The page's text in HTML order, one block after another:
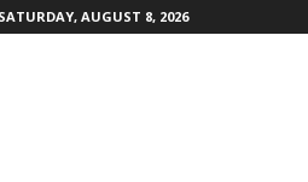
SATURDAY, AUGUST 8, 2026